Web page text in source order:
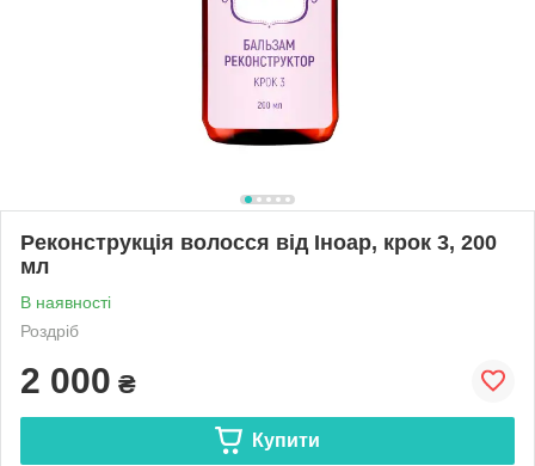
Реконструкція волосся від Іноар, крок 3, 200
мл
В наявності
Роздріб
2 000 ₴
Купити